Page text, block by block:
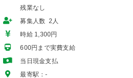
残業なし
募集人数 2人
時給 1,300円
600円まで実費支給
当日現金支払
最寄駅：-